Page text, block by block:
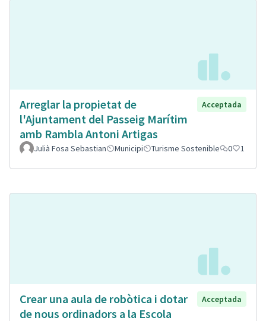
Arreglar la propietat de
l'Ajuntament del Passeig Marítim
amb Rambla Antoni Artigas
Acceptada
Julià Fosa Sebastian Municipi Turisme Sostenible 0 1
Crear una aula de robòtica i dotar
de nous ordinadors a la Escola
Acceptada